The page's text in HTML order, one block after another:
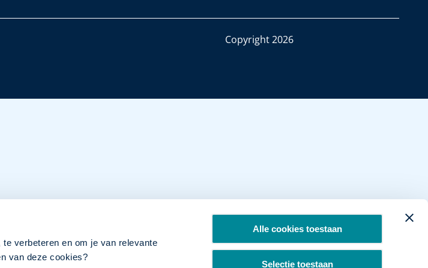
verbeteren en om je van relevante
van deze cookies?
Alle cookies toestaan
Selectie toestaan
Copyright 2026